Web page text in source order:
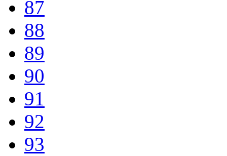
87
88
89
90
91
92
93